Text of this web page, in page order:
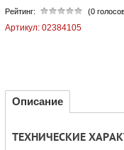
Рейтинг: (0
Артикул:02384105
Описание
ТЕХНИЧЕСКИЕ